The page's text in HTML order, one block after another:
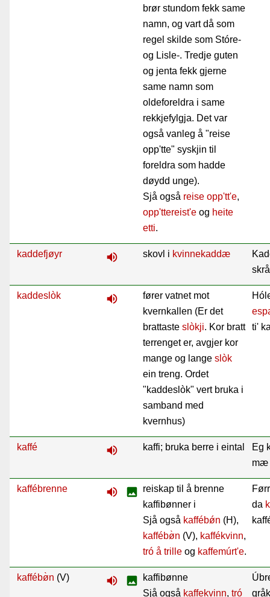
brør stundom fekk same
namn, og vart då som
regel skilde som Stóre-
og Lisle-. Tredje guten
og jenta fekk gjerne
same namn som
oldeforeldra i same
rekkjefylgja. Det var
også vanleg å "reise
opp'tte" syskjin til
foreldra som hadde
døydd unge).
Sjå også reise opp'tt'e,
opp'ttereist'e og heite
etti.
kaddefjøyr volume_up skovl i kvinnekaddæ
kaddeslòk volume_up
fører vatnet mot
kvernkallen (Er det
brattaste slòkji. Kor bratt
terrenget er, avgjer kor
mange og lange slòk
ein treng. Ordet
"kaddeslòk" vert bruka i
samband med
kvernhus)
ti'
kaffé volume_up kaffi; bruka berre i eintal
Eg
mæ
kaffébrenne volume_up image reiskap til å brenne
kaffibønner i
Sjå også kaffébǿn (H),
kaffébø̀n (V), kaffékvinn,
tró å trille og kaffemúrt'e.
da
kaffébø̀n (V) volume_up image
kaffibønne
Sjå også kaffekvinn, tró